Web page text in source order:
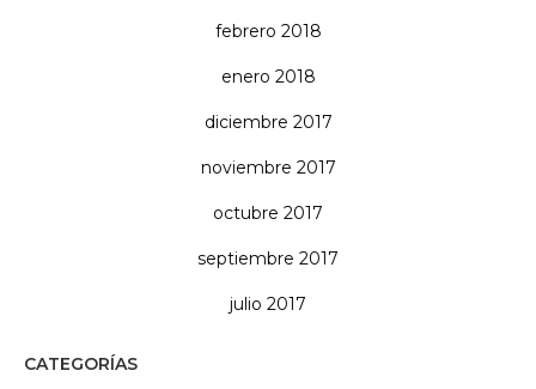
febrero 2018
enero 2018
diciembre 2017
noviembre 2017
octubre 2017
septiembre 2017
julio 2017
CATEGORÍAS